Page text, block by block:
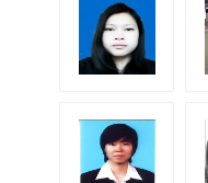
K.Poon
K.Nice